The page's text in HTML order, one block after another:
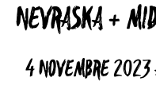
NEVRASKA +
4 NOVEMBRE